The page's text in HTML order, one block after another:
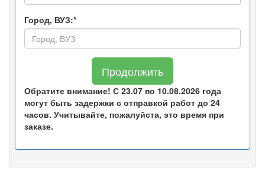
Город, ВУЗ:*
Продолжить
Обратите внимание! С 23.07 по 10.08.2026 года
могут быть задержки с отправкой работ до 24
часов. Учитывайте, пожалуйста, это время при
заказе.